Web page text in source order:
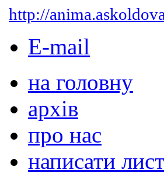
http://
E-mail
на головну
архів
про нас
написати